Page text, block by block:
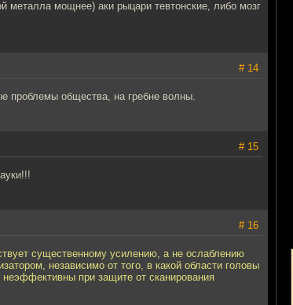
металла мощнее) аки рыцари тевтонские, либо мозг
# 14
проблемы общества, на гребне волны.
# 15
# 16
существенному усилению, а не ослаблению
независимо от того, в какой области головы
при защите от сканирования